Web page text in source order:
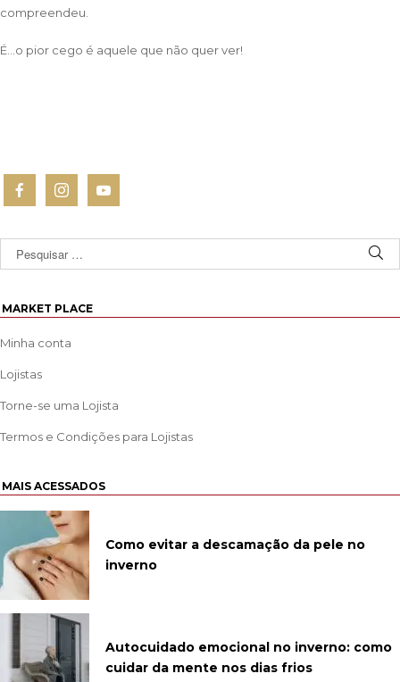
compreendeu.
É…o pior cego é aquele que não quer ver!
MARKET PLACE
Minha conta
Lojistas
Torne-se uma Lojista
Termos e Condições para Lojistas
MAIS ACESSADOS
Como evitar a descamação da pele no
inverno
Autocuidado emocional no inverno: como
cuidar da mente nos dias frios